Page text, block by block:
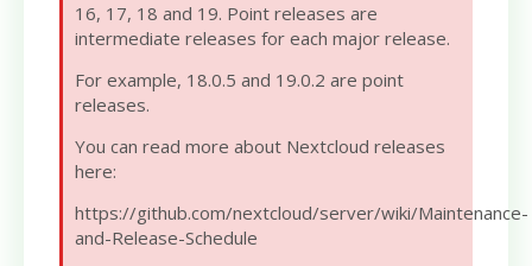
16, 17, 18 and 19. Point releases are
intermediate releases for each major release.
For example, 18.0.5 and 19.0.2 are point
releases.
You can read more about Nextcloud releases
here:
https://github.com/nextcloud/server/wiki/Maintenance-
and-Release-Schedule